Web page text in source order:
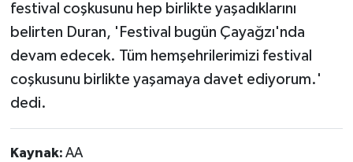
festival coşkusunu hep birlikte yaşadıklarını
belirten Duran, 'Festival bugün Çayağzı'nda
devam edecek. Tüm hemşehrilerimizi festival
coşkusunu birlikte yaşamaya davet ediyorum.'
dedi.
Kaynak: AA